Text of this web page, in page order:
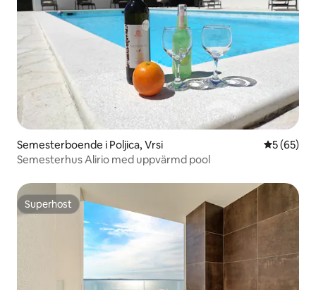
Semesterboende i Poljica, Vrsi 5 av 5 i
5 (65)
Semesterhus Alirio med uppvärmd pool
Superhost
Superhost